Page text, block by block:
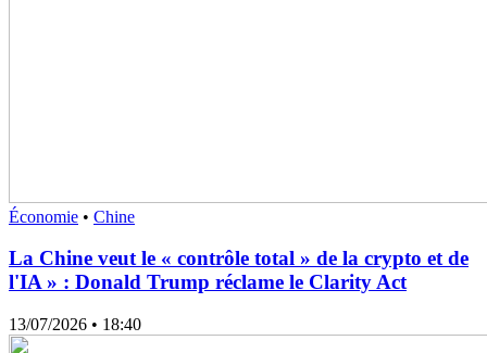
Économie • Chine
La Chine veut le « contrôle total » de la crypto et de
l'IA » : Donald Trump réclame le Clarity Act
13/07/2026 • 18:40